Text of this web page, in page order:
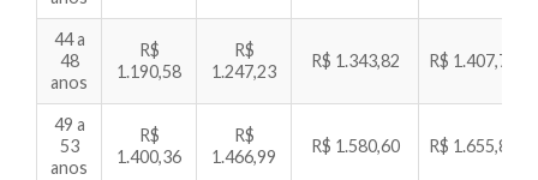
44 a
48
anos
R$
1.190,58
R$
1.247,23
R$ 1.343,82 R$ 1.407,77
49 a
53
anos
R$
1.400,36
R$
1.466,99
R$ 1.580,60 R$ 1.655,82